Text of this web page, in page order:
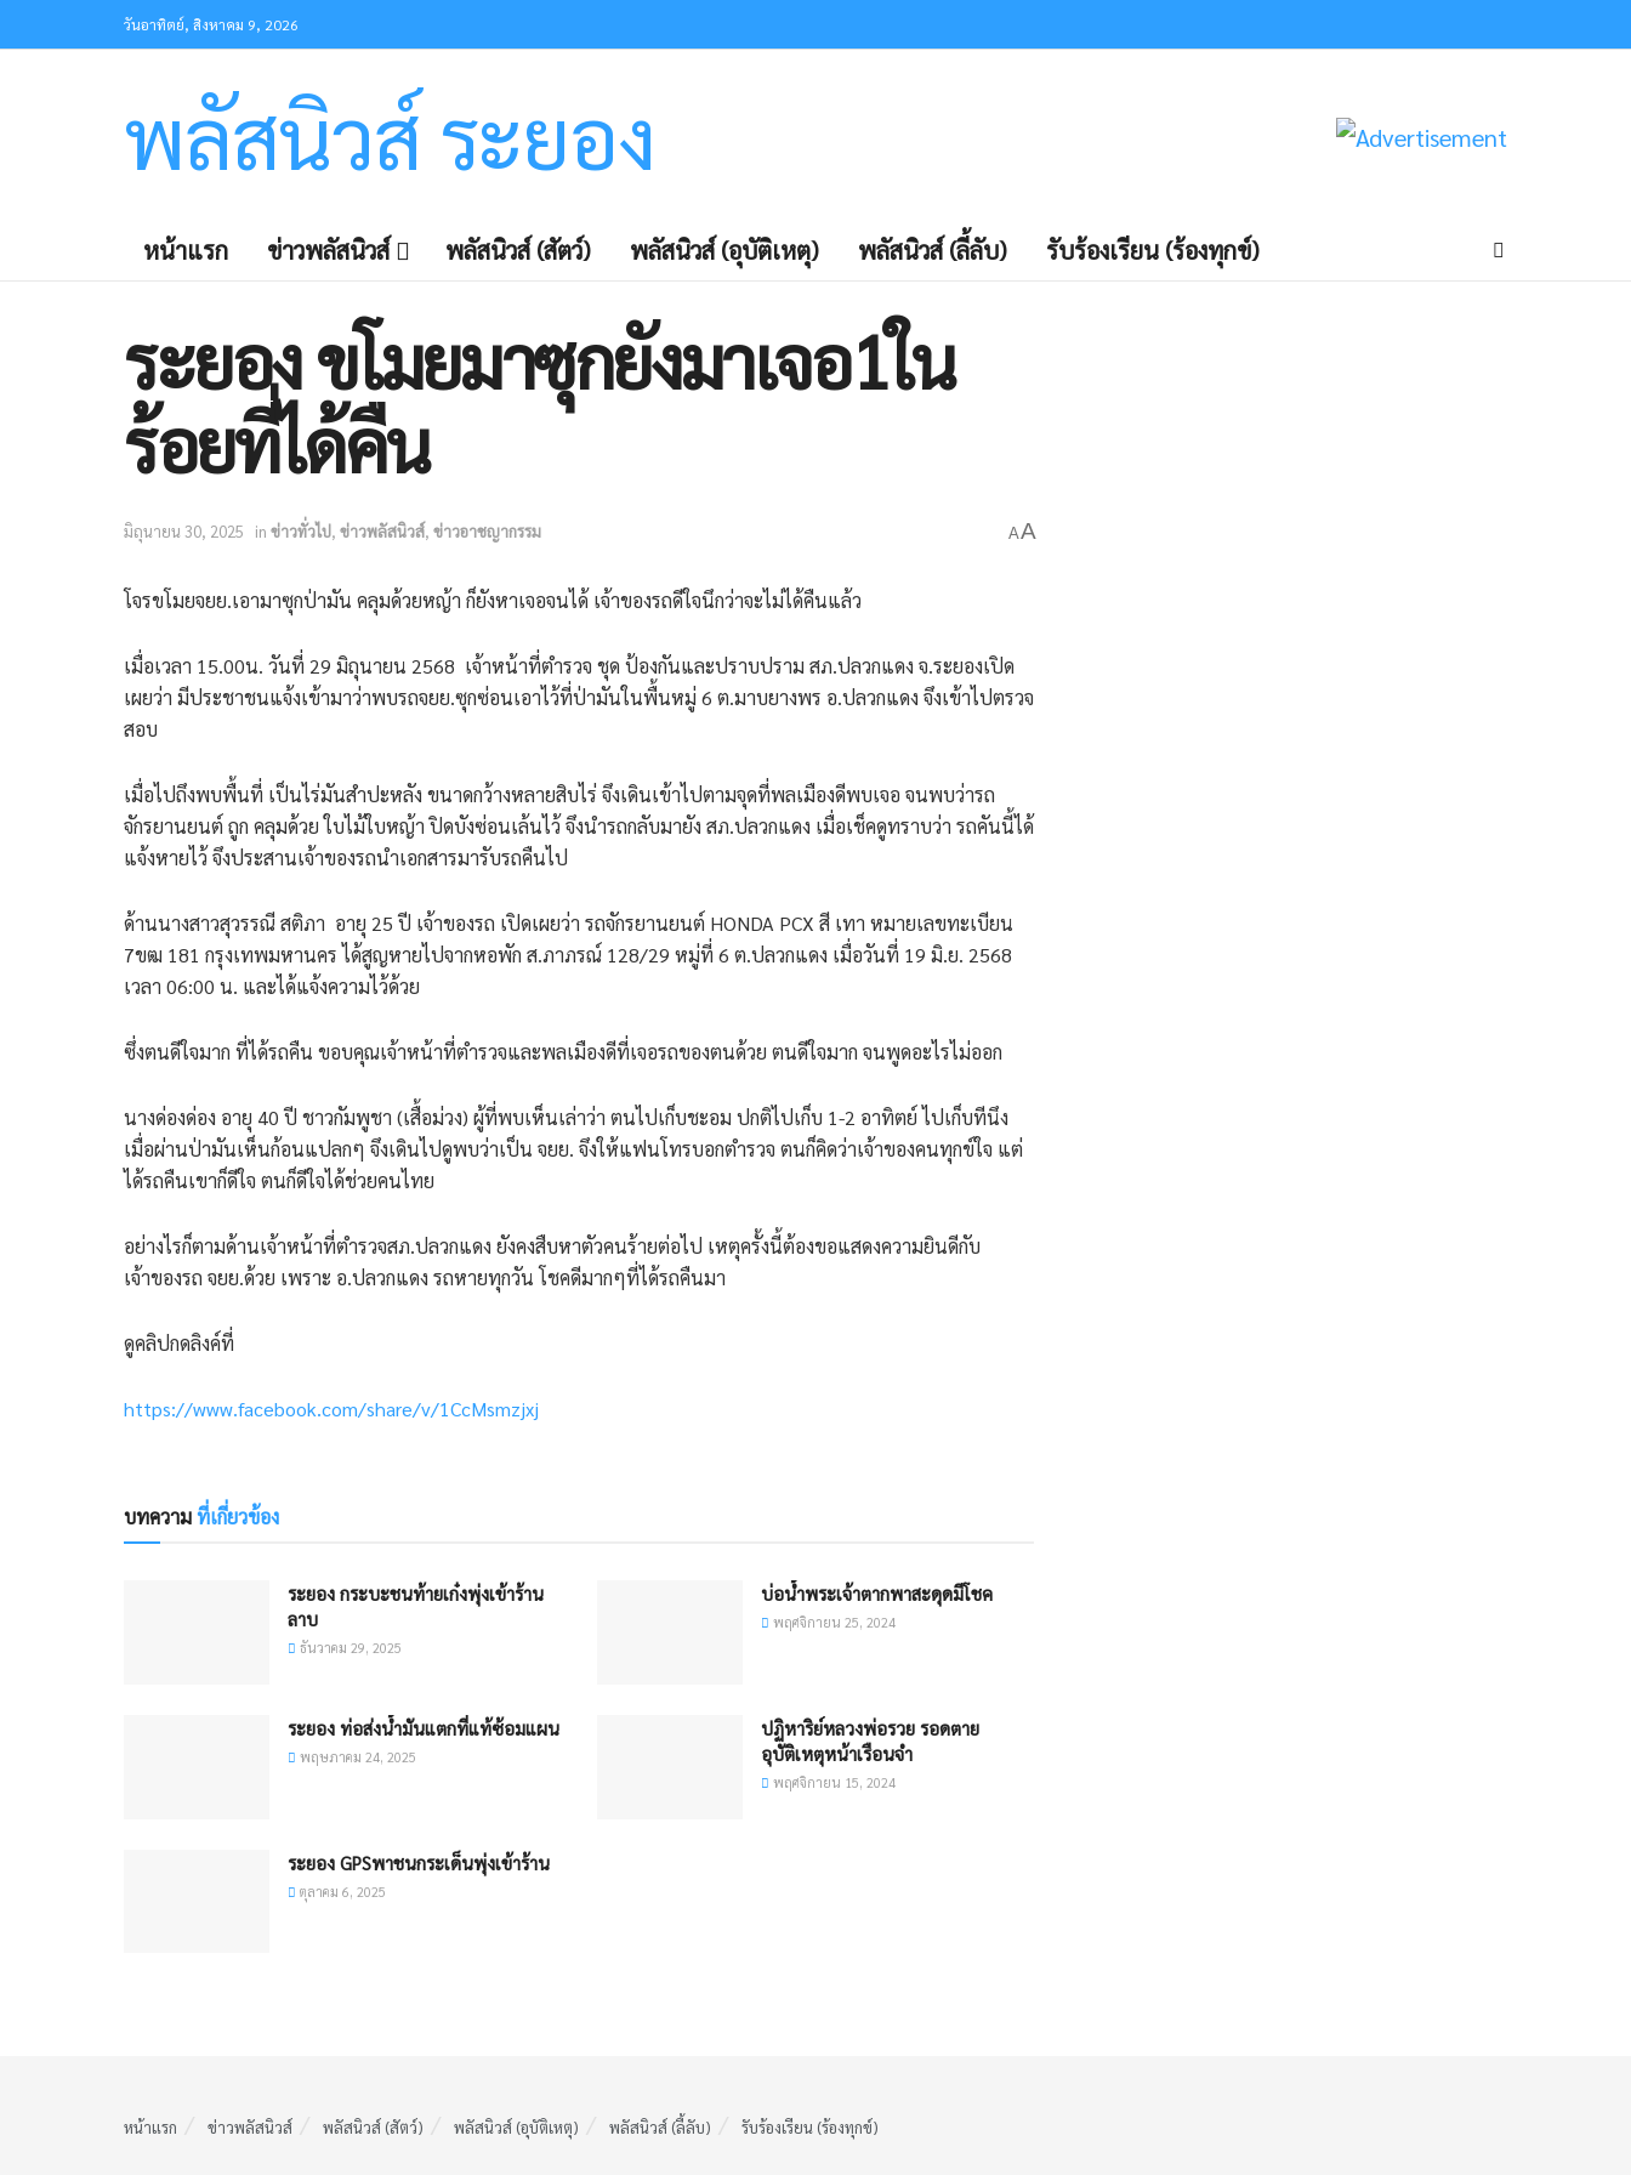
วันอาทิตย์, สิงหาคม 9, 2026
พลัสนิวส์ ระยอง
หน้าแรก ข่าวพลัสนิวส์ พลัสนิวส์ (สัตว์) พลัสนิวส์ (อุบัติเหตุ) พลัสนิวส์ (ลี้ลับ) รับร้องเรียน (ร้องทุกข์)
ระยอง ขโมยมาซุกยังมาเจอ1ใน
ร้อยที่ได้คืน
มิถุนายน 30, 2025 in ข่าวทั่วไป, ข่าวพลัสนิวส์, ข่าวอาชญากรรม AA
โจรขโมยจยย.เอามาซุกป่ามัน คลุมด้วยหญ้า ก็ยังหาเจอจนได้ เจ้าของรถดีใจนึกว่าจะไม่ได้คืนแล้ว
เมื่อเวลา 15.00น. วันที่ 29 มิถุนายน 2568 เจ้าหน้าที่ตำรวจ ชุด ป้องกันและปราบปราม สภ.ปลวกแดง จ.ระยองเปิด
เผยว่า มีประชาชนแจ้งเข้ามาว่าพบรถจยย.ซุกซ่อนเอาไว้ที่ป่ามันในพื้นหมู่ 6 ต.มาบยางพร อ.ปลวกแดง จึงเข้าไปตรวจ
สอบ
เมื่อไปถึงพบพื้นที่ เป็นไร่มันสำปะหลัง ขนาดกว้างหลายสิบไร่ จึงเดินเข้าไปตามจุดที่พลเมืองดีพบเจอ จนพบว่ารถ
จักรยานยนต์ ถูก คลุมด้วย ใบไม้ใบหญ้า ปิดบังซ่อนเล้นไว้ จึงนำรถกลับมายัง สภ.ปลวกแดง เมื่อเช็คดูทราบว่า รถคันนี้ได้
แจ้งหายไว้ จึงประสานเจ้าของรถนำเอกสารมารับรถคืนไป
ด้านนางสาวสุวรรณี สติภา อายุ 25 ปี เจ้าของรถ เปิดเผยว่า รถจักรยานยนต์ HONDA PCX สี เทา หมายเลขทะเบียน
7ขฒ 181 กรุงเทพมหานคร ได้สูญหายไปจากหอพัก ส.ภาภรณ์ 128/29 หมู่ที่ 6 ต.ปลวกแดง เมื่อวันที่ 19 มิ.ย. 2568
เวลา 06:00 น. และได้แจ้งความไว้ด้วย
ซึ่งตนดีใจมาก ที่ได้รถคืน ขอบคุณเจ้าหน้าที่ตำรวจและพลเมืองดีที่เจอรถของตนด้วย ตนดีใจมาก จนพูดอะไรไม่ออก
นางด่องด่อง อายุ 40 ปี ชาวกัมพูชา (เสื้อม่วง) ผู้ที่พบเห็นเล่าว่า ตนไปเก็บชะอม ปกติไปเก็บ 1-2 อาทิตย์ ไปเก็บทีนึง
เมื่อผ่านป่ามันเห็นก้อนแปลกๆ จึงเดินไปดูพบว่าเป็น จยย. จึงให้แฟนโทรบอกตำรวจ ตนก็คิดว่าเจ้าของคนทุกข์ใจ แต่
ได้รถคืนเขาก็ดีใจ ตนก็ดีใจได้ช่วยคนไทย
อย่างไรก็ตามด้านเจ้าหน้าที่ตำรวจสภ.ปลวกแดง ยังคงสืบหาตัวคนร้ายต่อไป เหตุครั้งนี้ต้องขอแสดงความยินดีกับ
เจ้าของรถ จยย.ด้วย เพราะ อ.ปลวกแดง รถหายทุกวัน โชคดีมากๆที่ได้รถคืนมา
ดูคลิปกดลิงค์ที่
https://www.facebook.com/share/v/1CcMsmzjxj
บทความที่เกี่ยวข้อง
ระยอง กระบะชนท้ายเก๋งพุ่งเข้าร้าน
ลาบ
ธันวาคม 29, 2025
บ่อน้ำพระเจ้าตากพาสะดุดมีโชค
พฤศจิกายน 25, 2024
ระยอง ท่อส่งน้ำมันแตกที่แท้ซ้อมแผน
พฤษภาคม 24, 2025
ปฏิหาริย์หลวงพ่อรวย รอดตาย
อุบัติเหตุหน้าเรือนจำ
พฤศจิกายน 15, 2024
ระยอง GPSพาชนกระเด็นพุ่งเข้าร้าน
ตุลาคม 6, 2025
หน้าแรก ข่าวพลัสนิวส์ พลัสนิวส์ (สัตว์) พลัสนิวส์ (อุบัติเหตุ) พลัสนิวส์ (ลี้ลับ) รับร้องเรียน (ร้องทุกข์)